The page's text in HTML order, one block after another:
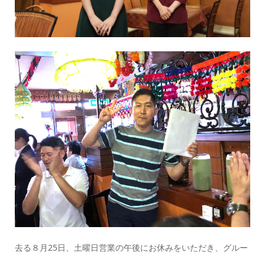
去る８月25日、土曜日営業の午後にお休みをいただき、グルー